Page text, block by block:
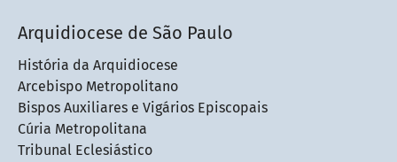
Arquidiocese de São Paulo
História da Arquidiocese
Arcebispo Metropolitano
Bispos Auxiliares e Vigários Episcopais
Cúria Metropolitana
Tribunal Eclesiástico